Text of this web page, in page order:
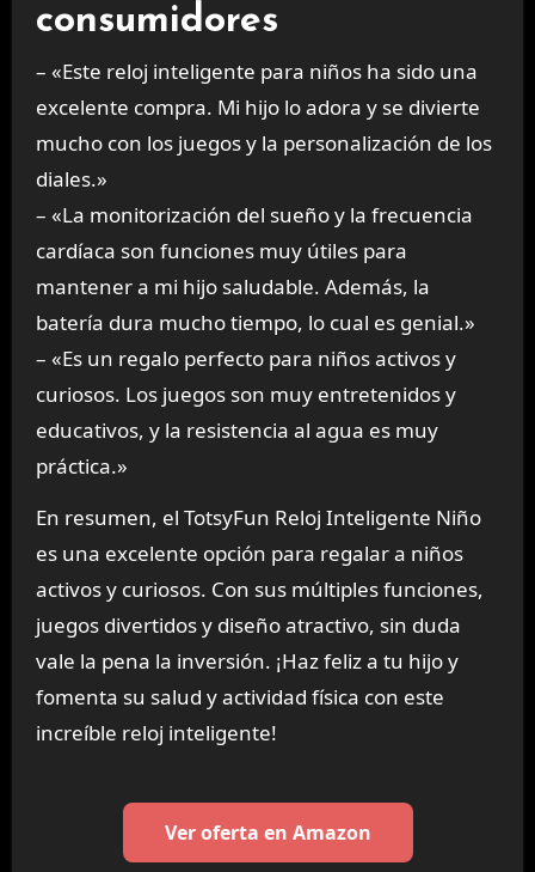
consumidores
– «Este reloj inteligente para niños ha sido una
excelente compra. Mi hijo lo adora y se divierte
mucho con los juegos y la personalización de los
diales.»
– «La monitorización del sueño y la frecuencia
cardíaca son funciones muy útiles para
mantener a mi hijo saludable. Además, la
batería dura mucho tiempo, lo cual es genial.»
– «Es un regalo perfecto para niños activos y
curiosos. Los juegos son muy entretenidos y
educativos, y la resistencia al agua es muy
práctica.»
En resumen, el TotsyFun Reloj Inteligente Niño
es una excelente opción para regalar a niños
activos y curiosos. Con sus múltiples funciones,
juegos divertidos y diseño atractivo, sin duda
vale la pena la inversión. ¡Haz feliz a tu hijo y
fomenta su salud y actividad física con este
increíble reloj inteligente!
Ver oferta en Amazon